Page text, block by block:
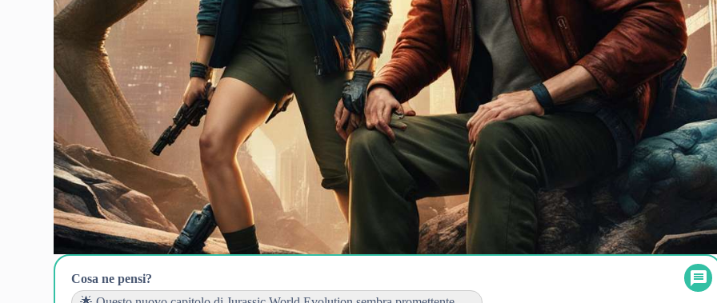
Cosa ne pensi?